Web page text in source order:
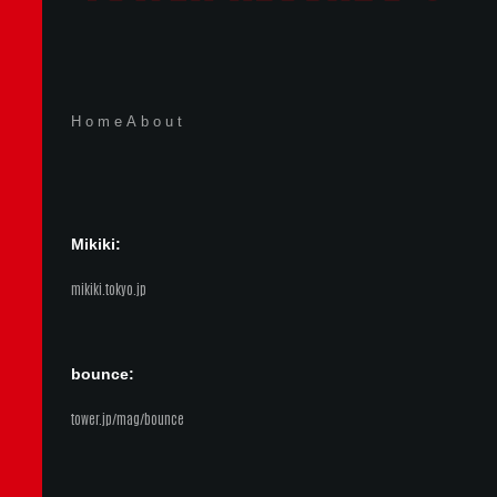
Home About
Mikiki:
mikiki.tokyo.jp
bounce:
tower.jp/mag/bounce